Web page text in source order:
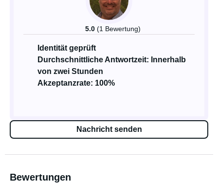
5.0 (1 Bewertung)
Identität geprüft
Durchschnittliche Antwortzeit: Innerhalb
von zwei Stunden
Akzeptanzrate: 100%
Nachricht senden
Bewertungen